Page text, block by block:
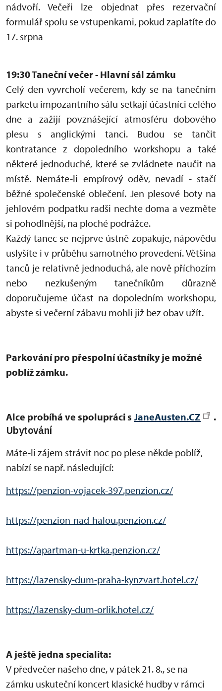
nádvoří. Večeři lze objednat přes rezervační
formulář spolu se vstupenkami, pokud zaplatíte do
17. srpna
19:30 Taneční večer - Hlavní sál zámku
Celý den vyvrcholí večerem, kdy se na tanečním
parketu impozantního sálu setkají účastníci celého
dne a zažijí povznášející atmosféru dobového
plesu s anglickými tanci. Budou se tančit
kontratance z dopoledního workshopu a také
některé jednoduché, které se zvládnete naučit na
místě. Nemáte-li empírový oděv, nevadí - stačí
běžné společenské oblečení. Jen plesové boty na
jehlovém podpatku radši nechte doma a vezměte
si pohodlnější, na ploché podrážce.
Každý tanec se nejprve ústně zopakuje, nápovědu
uslyšíte i v průběhu samotného provedení. Většina
tanců je relativně jednoduchá, ale nově příchozím
nebo nezkušeným tanečníkům důrazně
doporučujeme účast na dopoledním workshopu,
abyste si večerní zábavu mohli již bez obav užít.
Parkování pro přespolní účastníky je možné
poblíž zámku.
Alce probíhá ve spolupráci s JaneAusten.CZ .
Ubytování
Máte-li zájem strávit noc po plese někde poblíž,
nabízí se např. následující:
https://penzion-vojacek-397.penzion.cz/
https://penzion-nad-halou.penzion.cz/
https://apartman-u-krtka.penzion.cz/
https://lazensky-dum-praha-kynzvart.hotel.cz/
https://lazensky-dum-orlik.hotel.cz/
A ještě jedna specialita:
V předvečer našeho dne, v pátek 21. 8., se na
zámku uskuteční koncert klasické hudby v rámci